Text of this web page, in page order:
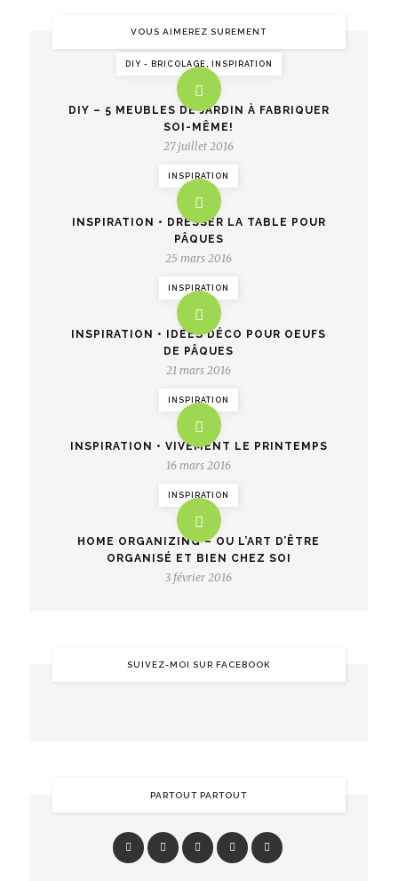
VOUS AIMEREZ SUREMENT
DIY - BRICOLAGE, INSPIRATION
DIY – 5 MEUBLES DE JARDIN À FABRIQUER
SOI-MÊME!
27 juillet 2016
INSPIRATION
INSPIRATION • DRESSER LA TABLE POUR
PÂQUES
25 mars 2016
INSPIRATION
INSPIRATION • IDÉES DÉCO POUR OEUFS
DE PÂQUES
21 mars 2016
INSPIRATION
INSPIRATION • VIVEMENT LE PRINTEMPS
16 mars 2016
INSPIRATION
HOME ORGANIZING – OU L’ART D’ÊTRE
ORGANISÉ ET BIEN CHEZ SOI
3 février 2016
SUIVEZ-MOI SUR FACEBOOK
PARTOUT PARTOUT